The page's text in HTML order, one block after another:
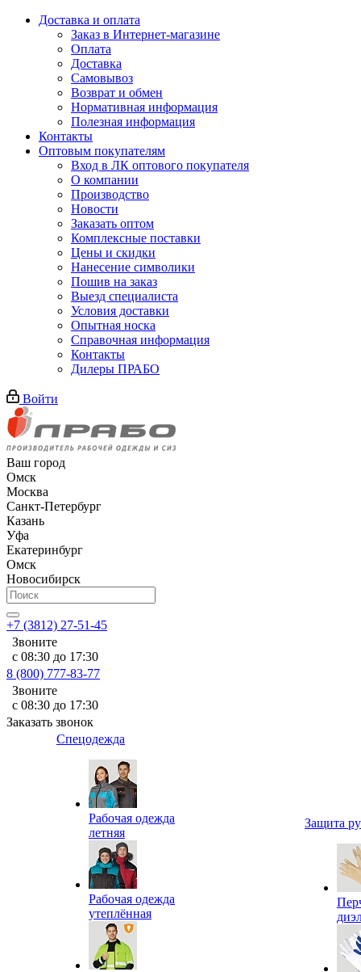
Доставка и оплата
Заказ в Интернет-магазине
Оплата
Доставка
Самовывоз
Возврат и обмен
Нормативная информация
Полезная информация
Контакты
Оптовым покупателям
Вход в ЛК оптового покупателя
О компании
Производство
Новости
Заказать оптом
Комплексные поставки
Цены и скидки
Нанесение символики
Пошив на заказ
Выезд специалиста
Условия доставки
Опытная носка
Справочная информация
Контакты
Дилеры ПРАБО
Войти
Ваш город
Омск
Москва
Санкт-Петербург
Казань
Уфа
Екатеринбург
Омск
Новосибирск
+7 (3812) 27-51-45
Звоните
с 08:30 до 17:30
8 (800) 777-83-77
Звоните
с 08:30 до 17:30
Заказать звонок
Спецодежда
Рабочая одежда
летняя
Рабочая одежда
утеплённая
Защита